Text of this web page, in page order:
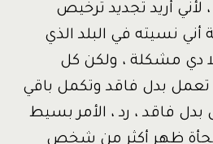
أريد تجديد ترخيص
نسيته في البلد الذي
دي مشكلة ، ولكن كل
بدل فاقد وتكمل باقي
بدل فاقد ، رد ، الأمر بسيط
فجأة ظهر أكثر من شخص